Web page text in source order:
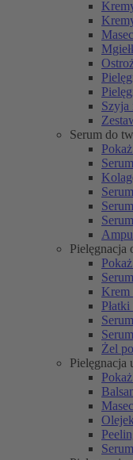
Szyja
Serum do
Pielęgnacja
Krem
Żel
Pielęgnacja